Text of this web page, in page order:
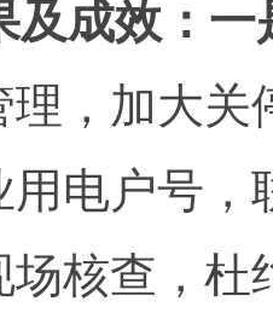
成效： 一
理，加大
用电户号，
场核查，杜